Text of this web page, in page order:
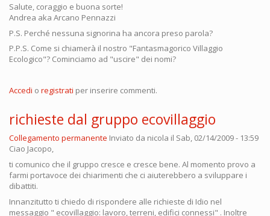
Salute, coraggio e buona sorte!
Andrea aka Arcano Pennazzi
P.S. Perché nessuna signorina ha ancora preso parola?
P.P.S. Come si chiamerà il nostro "Fantasmagorico Villaggio
Ecologico"? Cominciamo ad "uscire" dei nomi?
Accedi o registrati per inserire commenti.
richieste dal gruppo ecovillaggio
Collegamento permanente Inviato da nicola il Sab, 02/14/2009 - 13:59
Ciao Jacopo,
ti comunico che il gruppo cresce e cresce bene. Al momento provo a
farmi portavoce dei chiarimenti che ci aiuterebbero a sviluppare i
dibattiti.
Innanzitutto ti chiedo di rispondere alle richieste di Idio nel
messaggio " ecovillaggio: lavoro, terreni, edifici connessi" . Inoltre